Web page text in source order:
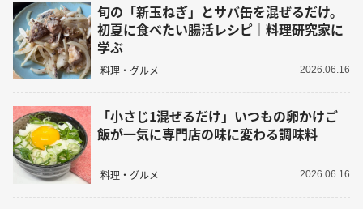
旬の「新玉ねぎ」とサバ缶を混ぜるだけ。
初夏に食べたい腸活レシピ｜料理研究家に
学ぶ
料理・グルメ 2026.06.16
「小さじ1混ぜるだけ」いつもの卵かけご
飯が一気に専門店の味に変わる調味料
料理・グルメ 2026.06.16